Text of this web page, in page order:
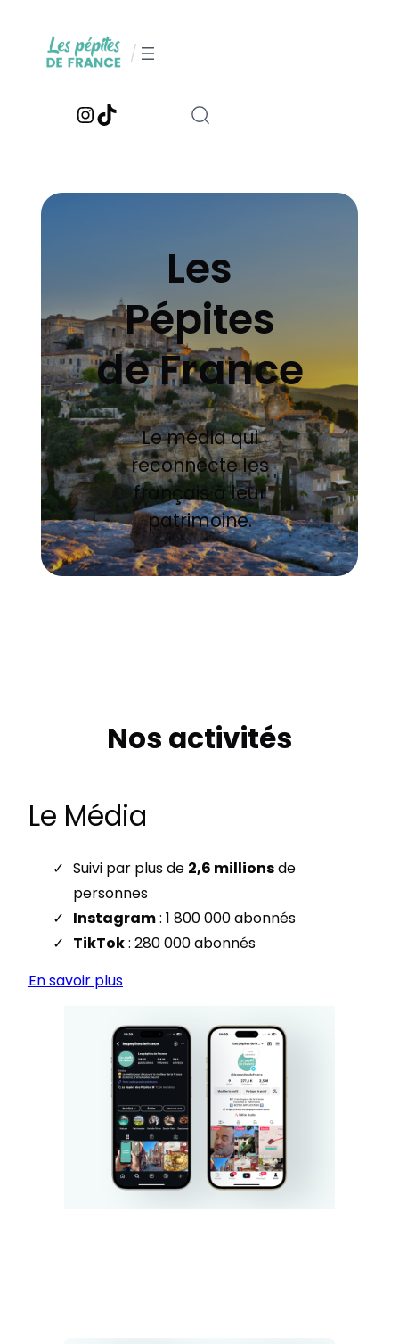
contenu
/
Instagram
TikTok
Les
Pépites
de France
Le média qui
reconnecte les
français à leur
patrimoine.
Nos activités
Le Média
Suivi par plus de 2,6 millionsde
personnes
Instagram: 1 800 000 abonnés
TikTok: 280 000 abonnés
En savoir plus